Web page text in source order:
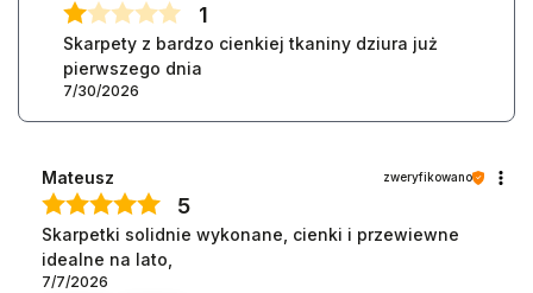
1
Skarpety z bardzo cienkiej tkaniny dziura już
pierwszego dnia
7/30/2026
Mateusz zweryfikowano
5
Skarpetki solidnie wykonane, cienki i przewiewne
idealne na lato,
7/7/2026